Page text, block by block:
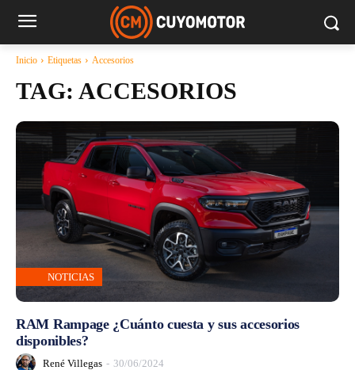
Inicio Etiquetas Accesorios
TAG: ACCESORIOS
NOTICIAS
RAM Rampage ¿Cuánto cuesta y sus accesorios
disponibles?
René Villegas - 30/06/2024